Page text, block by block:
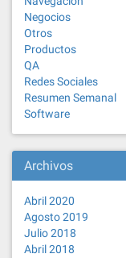
Negocios
Otros
Productos
QA
Redes Sociales
Resumen Semanal
Software
Archivos
Abril 2020
Agosto 2019
Julio 2018
Abril 2018